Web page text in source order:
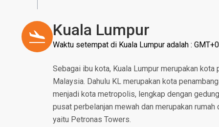
Kuala Lumpur
Waktu setempat di Kuala Lumpur adalah :
Sebagai ibu kota, Kuala Lumpur merupakan
Malaysia. Dahulu KL merupakan kota
menjadi kota metropolis, lengkap dengan
pusat perbelanjan mewah dan merupakan
yaitu Petronas Towers.